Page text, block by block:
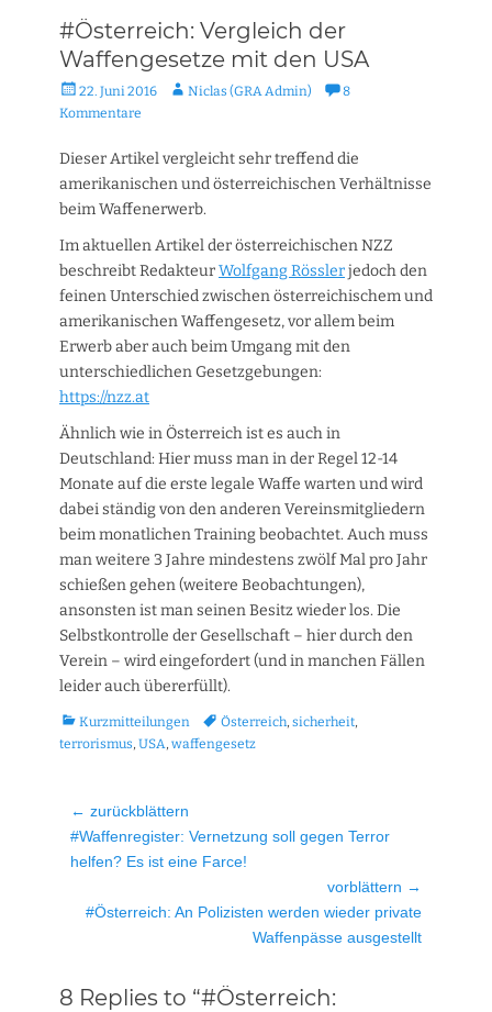
#Österreich: Vergleich der
Waffengesetze mit den USA
Veröffentlicht
am
22. Juni 2016 AutorNiclas (GRA Admin)
8
Kommentare
Dieser Artikel vergleicht sehr treffend die
amerikanischen und österreichischen Verhältnisse
beim Waffenerwerb.
Im aktuellen Artikel der österreichischen NZZ
beschreibt RedakteurWolfgang Rösslerjedoch den
feinen Unterschied zwischen österreichischem und
amerikanischen Waffengesetz, vor allem beim
Erwerb aber auch beim Umgang mit den
unterschiedlichen Gesetzgebungen:
https://nzz.at
Ähnlich wie in Österreich ist es auch in
Deutschland: Hier muss man in der Regel 12-14
Monate auf die erste legale Waffe warten und wird
dabei ständig von den anderen Vereinsmitgliedern
beim monatlichen Training beobachtet. Auch muss
man weitere 3 Jahre mindestens zwölf Mal pro Jahr
schießen gehen (weitere Beobachtungen),
ansonsten ist man seinen Besitz wieder los. Die
Selbstkontrolle der Gesellschaft – hier durch den
Verein – wird eingefordert (und in manchen Fällen
leider auch übererfüllt).
Kategorien
Kurzmitteilungen TagsÖsterreich, sicherheit,
terrorismus, USA, waffengesetz
Beitragsnavigation
← zurückblättern
Vorheriger
Beitrag:
#Waffenregister: Vernetzung soll gegen Terror
helfen? Es ist eine Farce!
vorblättern →
Nächster
#Österreich: An Polizisten werden wieder private
Waffenpässe ausgestellt
8 Replies to “#Österreich: